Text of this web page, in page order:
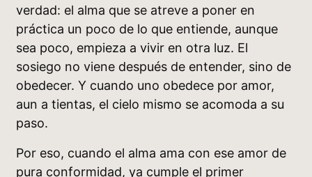
verdad: el alma que se atreve a poner en
práctica un poco de lo que entiende, aunque
sea poco, empieza a vivir en otra luz. El
sosiego no viene después de entender, sino de
obedecer. Y cuando uno obedece por amor,
aun a tientas, el cielo mismo se acomoda a su
paso.
Por eso, cuando el alma ama con ese amor de
pura conformidad, ya cumple el primer